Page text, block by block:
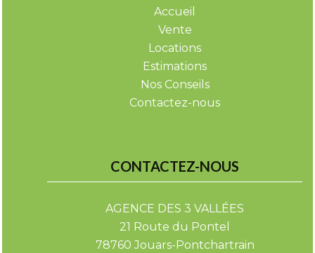
Accueil
Vente
Locations
Estimations
Nos Conseils
Contactez-nous
CONTACTEZ-NOUS
AGENCE DES 3 VALLÉES
21 Route du Pontel
78760 Jouars-Pontchartrain